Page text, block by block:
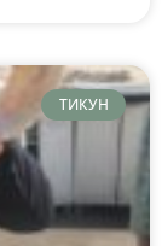
ТИКУН